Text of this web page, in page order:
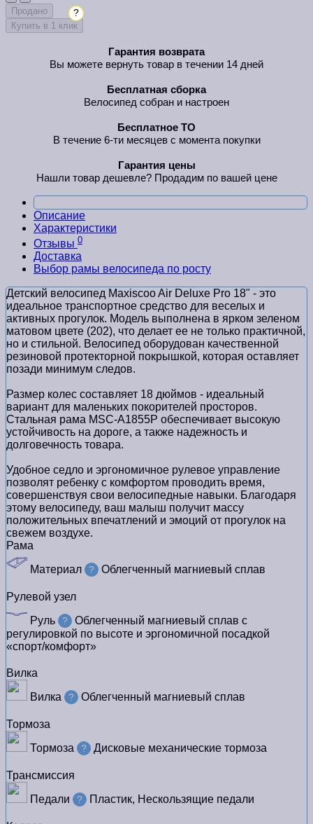
Продано
Купить в 1 клик
?
Гарантия возврата
Вы можете вернуть товар в течении 14 дней
Бесплатная сборка
Велосипед собран и настроен
Бесплатное ТО
В течение 6-ти месяцев с момента покупки
Гарантия цены
Нашли товар дешевле? Продадим по вашей цене
Описание
Характеристики
Отзывы 0
Доставка
Выбор рамы велосипеда по росту
Детский велосипед Maxiscoo Air Deluxe Pro 18" - это
идеальное транспортное средство для веселых и
активных прогулок. Модель выполнена в ярком зеленом
матовом цвете (202), что делает ее не только практичной,
но и стильной. Велосипед оборудован качественной
резиновой протекторной покрышкой, которая оставляет
позади минимум следов.
Размер колес составляет 18 дюймов - идеальный
вариант для маленьких покорителей просторов.
Стальная рама MSC-A1855P обеспечивает высокую
устойчивость на дороге, а также надежность и
долговечность товара.
Удобное седло и эргономичное рулевое управление
позволят ребенку с комфортом проводить время,
совершенствуя свои велосипедные навыки. Благодаря
этому велосипеду, ваш малыш получит массу
положительных впечатлений и эмоций от прогулок на
свежем воздухе.
Рама
Материал
? Облегченный магниевый сплав
Рулевой узел
Руль
?
Облегченный магниевый сплав с
регулировкой по высоте и эргономичной посадкой
«спорт/комфорт»
Вилка
Вилка
? Облегченный магниевый сплав
Тормоза
Тормоза
? Дисковые механические тормоза
Трансмиссия
Педали
? Пластик, Нескользящие педали